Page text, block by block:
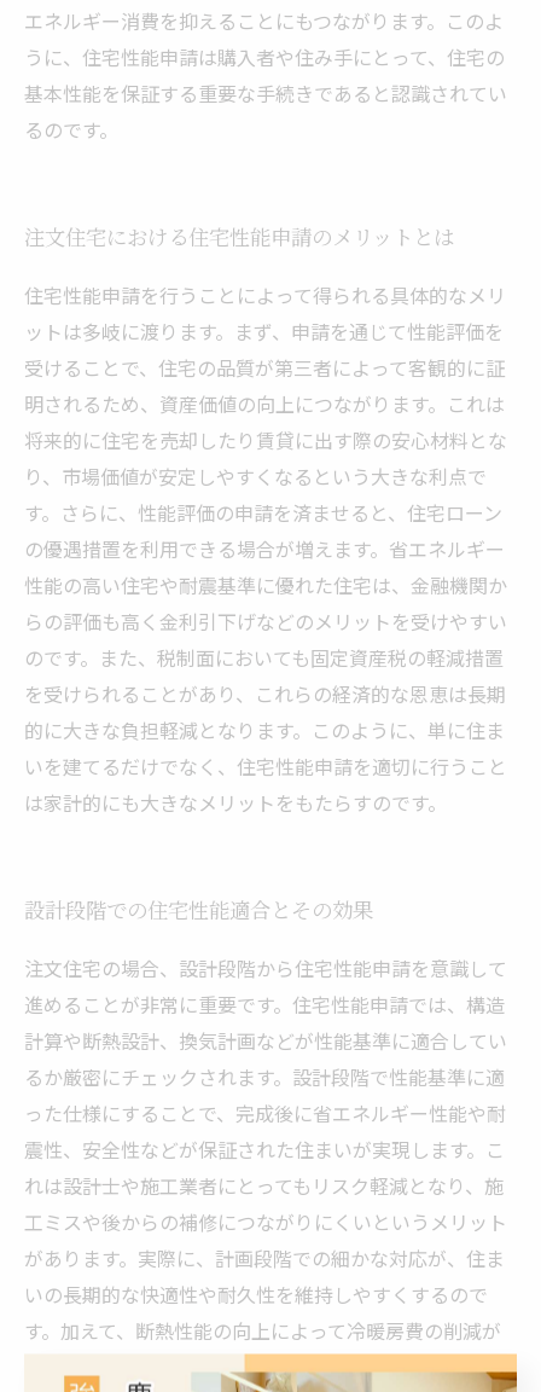
エネルギー消費を抑えることにもつながります。このよ
うに、住宅性能申請は購入者や住み手にとって、住宅の
基本性能を保証する重要な手続きであると認識されてい
るのです。
注文住宅における住宅性能申請のメリットとは
住宅性能申請を行うことによって得られる具体的なメリ
ットは多岐に渡ります。まず、申請を通じて性能評価を
受けることで、住宅の品質が第三者によって客観的に証
明されるため、資産価値の向上につながります。これは
将来的に住宅を売却したり賃貸に出す際の安心材料とな
り、市場価値が安定しやすくなるという大きな利点で
す。さらに、性能評価の申請を済ませると、住宅ローン
の優遇措置を利用できる場合が増えます。省エネルギー
性能の高い住宅や耐震基準に優れた住宅は、金融機関か
らの評価も高く金利引下げなどのメリットを受けやすい
のです。また、税制面においても固定資産税の軽減措置
を受けられることがあり、これらの経済的な恩恵は長期
的に大きな負担軽減となります。このように、単に住ま
いを建てるだけでなく、住宅性能申請を適切に行うこと
は家計的にも大きなメリットをもたらすのです。
設計段階での住宅性能適合とその効果
注文住宅の場合、設計段階から住宅性能申請を意識して
進めることが非常に重要です。住宅性能申請では、構造
計算や断熱設計、換気計画などが性能基準に適合してい
るか厳密にチェックされます。設計段階で性能基準に適
った仕様にすることで、完成後に省エネルギー性能や耐
震性、安全性などが保証された住まいが実現します。こ
れは設計士や施工業者にとってもリスク軽減となり、施
工ミスや後からの補修につながりにくいというメリット
があります。実際に、計画段階での細かな対応が、住ま
いの長期的な快適性や耐久性を維持しやすくするので
す。加えて、断熱性能の向上によって冷暖房費の削減が
期待でき、環境負荷の低減にも寄与します。住宅性能申